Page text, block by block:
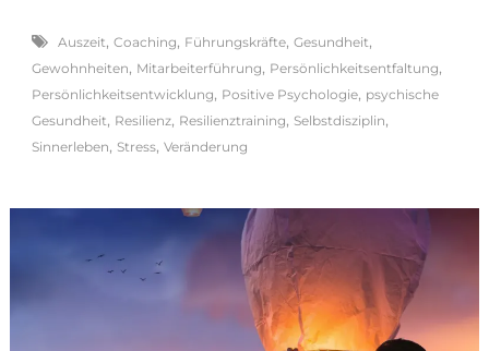
Auszeit, Coaching, Führungskräfte, Gesundheit,
Gewohnheiten, Mitarbeiterführung, Persönlichkeitsentfaltung,
Persönlichkeitsentwicklung, Positive Psychologie, psychische
Gesundheit, Resilienz, Resilienztraining, Selbstdisziplin,
Sinnerleben, Stress, Veränderung